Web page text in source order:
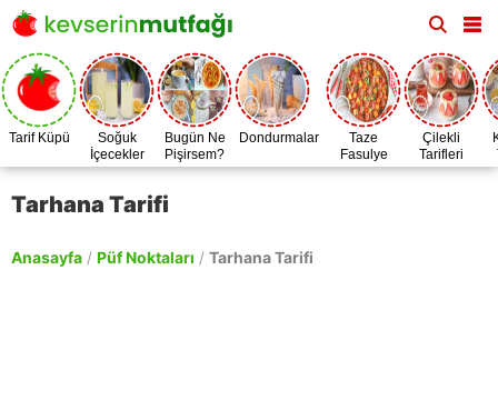
Tarif Küpü
Soğuk
İçecekler
Bugün Ne
Pişirsem?
Dondurmalar
Taze
Fasulye
Zamanı
Çilekli
Tarifleri
Tarhana Tarifi
Anasayfa / Püf Noktaları / Tarhana Tarifi